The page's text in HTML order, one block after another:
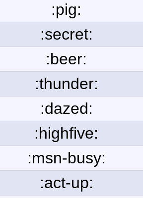
:pig:
:secret:
:beer:
:thunder:
:dazed:
:highfive:
:msn-busy:
:act-up: